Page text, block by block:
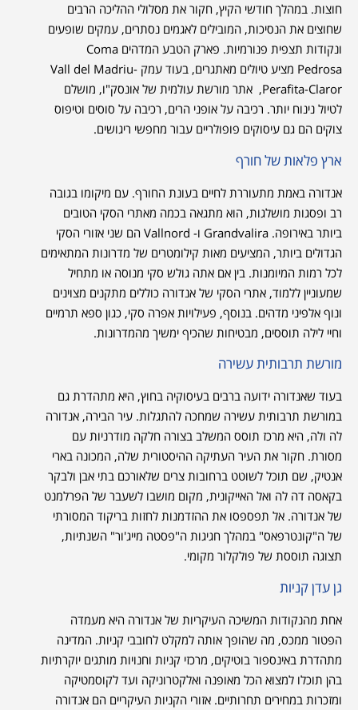
חוצות. במהלך חודשי הקיץ, חקור את מסלולי ההליכה הרבים
שחוצים את הנסיכות, המובילים לאגמים נסתרים, עמקים שופעים
ונקודות תצפית פנורמיות. פארק הטבע המדהים Coma
Pedrosa מציע טיולים מאתגרים, בעוד עמק Vall del Madriu-
Perafita-Claror, אתר מורשת עולמית של אונסק"ו, מושלם
לטיול נינוח יותר. רכיבה על אופני הרים, רכיבה על סוסים וטיפוס
צוקים הם גם עיסוקים פופולריים עבור מחפשי ריגושים.
ארץ פלאות של חורף
אנדורה באמת מתעוררת לחיים בעונת החורף. עם מיקומו בגובה
רב ופסגות מושלגות, הוא מתגאה בכמה מאתרי הסקי הטובים
ביותר באירופה. Grandvalira ו- Vallnord הם שני אזורי הסקי
הגדולים ביותר, המציעים מאות קילומטרים של מדרונות המתאימים
לכל רמות המיומנות. בין אם אתה גולש סקי מנוסה או מתחיל
שמעוניין ללמוד, אתרי הסקי של אנדורה כוללים מתקנים מצוינים
ונוף אלפיני מדהים. בנוסף, פעילויות אפרה סקי, כגון ספא תרמיים
וחיי לילה תוססים, מבטיחות שהכיף ימשיך מהמדרונות.
מורשת תרבותית עשירה
בעוד שאנדורה ידועה ברבים בעיסוקיה בחוץ, היא מתהדרת גם
במורשת תרבותית עשירה שמחכה להתגלות. עיר הבירה, אנדורה
לה ולה, היא מרכז תוסס המשלב בצורה חלקה מודרניות עם
מסורת. חקור את העיר העתיקה ההיסטורית שלה, המכונה בארי
אנטיק, שם תוכל לשוטט ברחובות צרים שלאורכם בתי אבן ולבקר
בקאסה דה לה ואל האייקונית, מקום מושבו לשעבר של הפרלמנט
של אנדורה. אל תפספסו את ההזדמנות לחזות בריקוד המסורתי
של ה"קונטרפאס" במהלך חגיגות ה"פסטה מייג'ור" השנתיות,
תצוגה תוססת של פולקלור מקומי.
גן עדן קניות
אחת מהנקודות המשיכה העיקריות של אנדורה היא מעמדה
הפטור ממכס, מה שהופך אותה למקלט לחובבי קניות. המדינה
מתהדרת באינספור בוטיקים, מרכזי קניות וחנויות מותגים יוקרתיות
בהן תוכלו למצוא הכל מאופנה ואלקטרוניקה ועד לקוסמטיקה
ומזכרות במחירים תחרותיים. אזורי הקניות העיקריים הם אנדורה